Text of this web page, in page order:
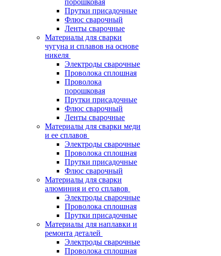
порошковая
Прутки присадочные
Флюс сварочный
Ленты сварочные
Материалы для сварки
чугуна и сплавов на основе
никеля
Электроды сварочные
Проволока сплошная
Проволока
порошковая
Прутки присадочные
Флюс сварочный
Ленты сварочные
Материалы для сварки меди
и ее сплавов
Электроды сварочные
Проволока сплошная
Прутки присадочные
Флюс сварочный
Материалы для сварки
алюминия и его сплавов
Электроды сварочные
Проволока сплошная
Прутки присадочные
Материалы для наплавки и
ремонта деталей
Электроды сварочные
Проволока сплошная